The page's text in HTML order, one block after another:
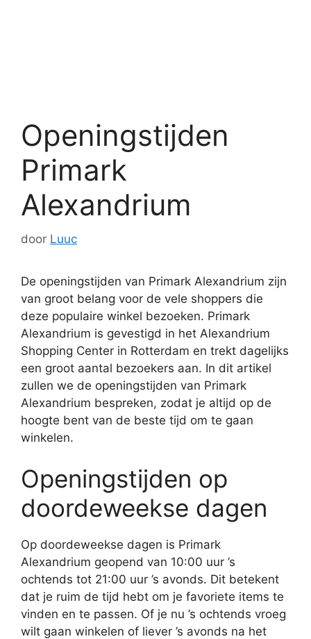
Openingstijden
Primark
Alexandrium
door Luuc
De openingstijden van Primark Alexandrium zijn
van groot belang voor de vele shoppers die
deze populaire winkel bezoeken. Primark
Alexandrium is gevestigd in het Alexandrium
Shopping Center in Rotterdam en trekt dagelijks
een groot aantal bezoekers aan. In dit artikel
zullen we de openingstijden van Primark
Alexandrium bespreken, zodat je altijd op de
hoogte bent van de beste tijd om te gaan
winkelen.
Openingstijden op
doordeweekse dagen
Op doordeweekse dagen is Primark
Alexandrium geopend van 10:00 uur ’s
ochtends tot 21:00 uur ’s avonds. Dit betekent
dat je ruim de tijd hebt om je favoriete items te
vinden en te passen. Of je nu ’s ochtends vroeg
wilt gaan winkelen of liever ’s avonds na het